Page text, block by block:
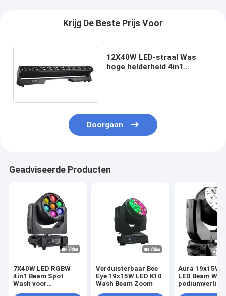
Krijg De Beste Prijs Voor
12X40W LED-straal Was
hoge helderheid 4in1
Doorgaan
Geadviseerde Producten
7X40W LED RGBW
4in1 Beam Spot
Wash voor
Verduisterbaar Bee
Eye 19x15W LED K10
Wash Beam Zoom
Aura 19x15W
LED Beam